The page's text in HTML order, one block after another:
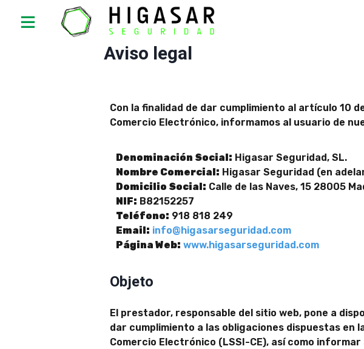
Aviso legal
Con la finalidad de dar cumplimiento al artículo 10
Comercio Electrónico, informamos al usuario de
Denominación Social: Higasar Seguridad, SL.
Nombre Comercial: Higasar Seguridad (en
Domicilio Social: Calle de las Naves, 15 28005
NIF: B82152257
Teléfono: 918 818 249
Email: info@higasarseguridad.com
Página Web: www.higasarseguridad.com
Objeto
El prestador, responsable del sitio web, pone a
dar cumplimiento a las obligaciones dispuestas en
Comercio Electrónico (LSSI-CE), así como